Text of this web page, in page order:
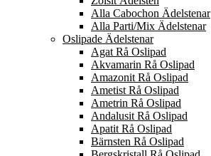
Alla Cabochon Ädelstenar
Alla Parti/Mix Ädelstenar
Oslipade Ädelstenar
Agat Rå Oslipad
Akvamarin Rå Oslipad
Amazonit Rå Oslipad
Ametist Rå Oslipad
Ametrin Rå Oslipad
Andalusit Rå Oslipad
Apatit Rå Oslipad
Bärnsten Rå Oslipad